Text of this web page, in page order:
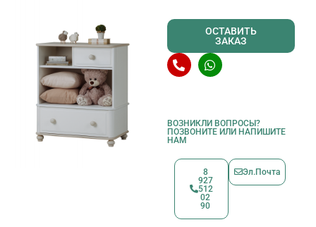
ОСТАВИТЬ
ЗАКАЗ
ВОЗНИКЛИ ВОПРОСЫ?
ПОЗВОНИТЕ ИЛИ НАПИШИТЕ
НАМ
8
927
512
02
90
Эл.Почта